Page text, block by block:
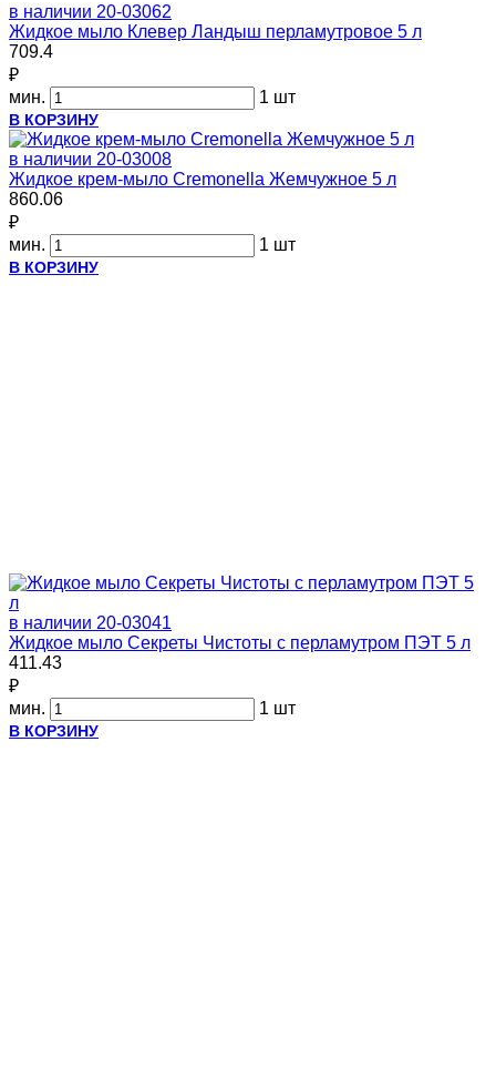
в наличии 20-03062
Жидкое мыло Клевер Ландыш перламутровое 5 л
709.4
₽
мин.
1 шт
В КОРЗИНУ
в наличии 20-03008
Жидкое крем-мыло Cremonella Жемчужное 5 л
860.06
₽
мин.
1 шт
В КОРЗИНУ
в наличии 20-03041
Жидкое мыло Секреты Чистоты с перламутром ПЭТ 5 л
411.43
₽
мин.
1 шт
В КОРЗИНУ